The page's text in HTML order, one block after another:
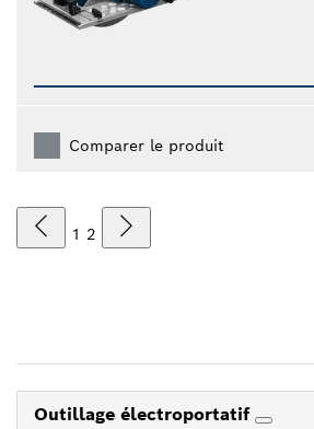
Comparer le produit
1 2
Outillage électroportatif